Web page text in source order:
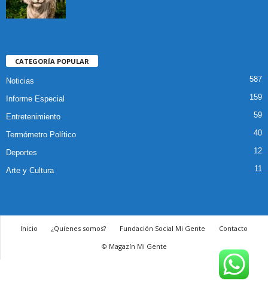
CATEGORÍA POPULAR
Noticias 587
Informe Especial 159
Entretenimiento 59
Termómetro Político 40
Deportes 12
Arte y Cultura 11
Inicio ¿Quienes somos? Fundación Social Mi Gente
Contacto
© Magazín Mi Gente